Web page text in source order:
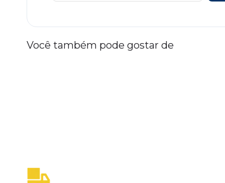
Você também pode gostar de